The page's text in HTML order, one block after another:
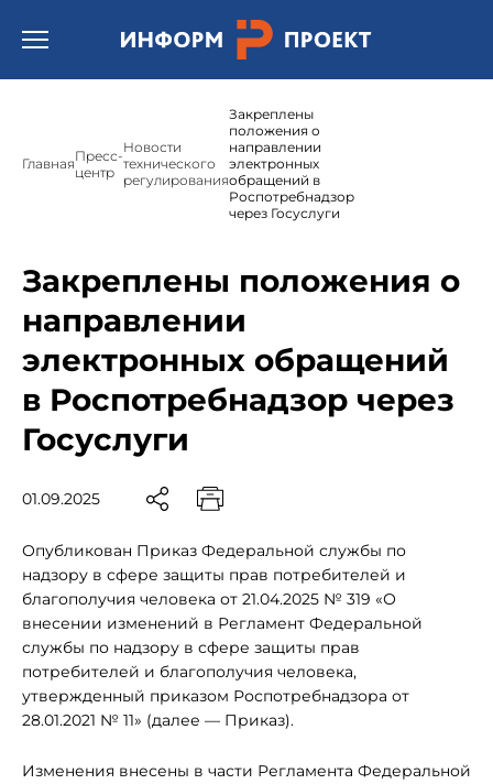
Открыть бургер меню.
ГлавнаяПресс-
центр
Новости
технического
регулирования
Закреплены
положения о
направлении
электронных
обращений в
Роспотребнадзор
через Госуслуги
Закреплены положения о
направлении
электронных обращений
в Роспотребнадзор через
Госуслуги
01.09.2025
Опубликован Приказ Федеральной службы по
надзору в сфере защиты прав потребителей и
благополучия человека от 21.04.2025 № 319 «О
внесении изменений в Регламент Федеральной
службы по надзору в сфере защиты прав
потребителей и благополучия человека,
утвержденный приказом Роспотребнадзора от
28.01.2021 № 11» (далее — Приказ).
Изменения внесены в части Регламента Федеральной